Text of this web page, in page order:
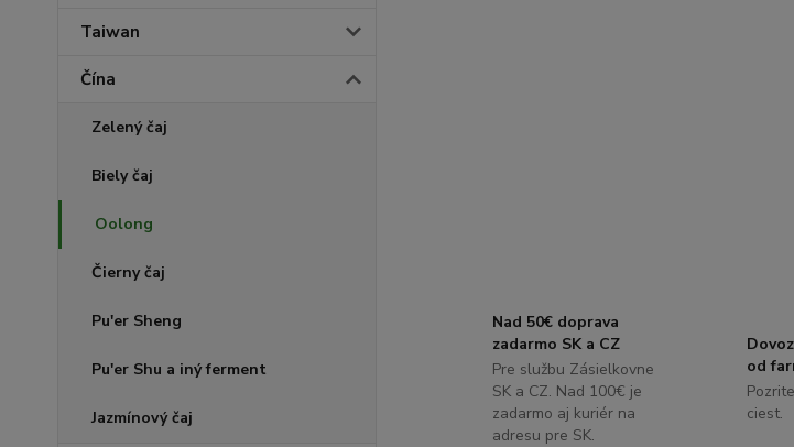
Taiwan
Čína
Zelený čaj
Biely čaj
Oolong
Čierny čaj
Pu'er Sheng
Pu'er Shu a iný ferment
Jazmínový čaj
Nad 50€ doprava
zadarmo SK a CZ
Pre službu Zásielkovne
SK a CZ. Nad 100€ je
zadarmo aj kuriér na
adresu pre SK.
od
ciest.